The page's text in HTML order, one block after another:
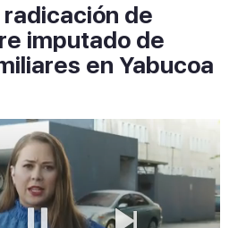
de
imputado de
en Yabucoa